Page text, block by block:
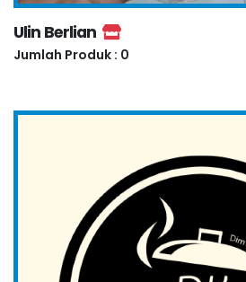
Ulin Berlian
Jumlah Produk : 0